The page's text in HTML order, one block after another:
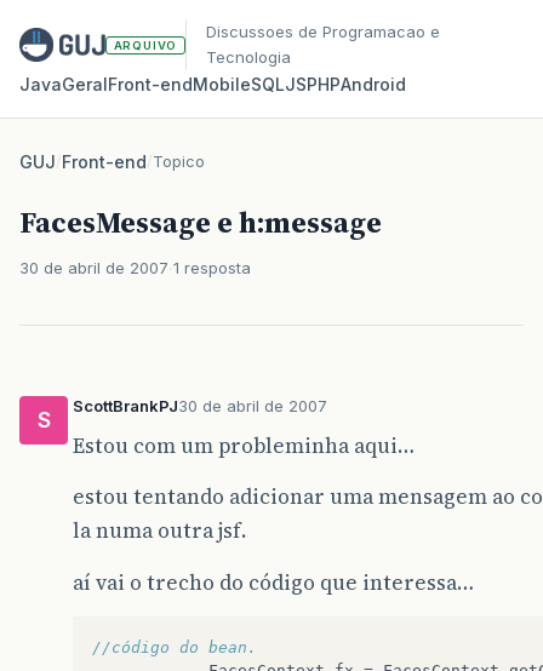
ARQUIVO
Discussoes de Programacao e
Tecnologia
JavaGeralFront‑endMobileSQLJSPHPAndroid
GUJ/Front-end/Topico
FacesMessage e h:message
30 de abril de 2007 1 resposta
S
ScottBrankPJ30 de abril de 2007
Estou com um probleminha aqui…
estou tentando adicionar uma mensagem ao
la numa outra jsf.
aí vai o trecho do código que interessa…
//código do bean.